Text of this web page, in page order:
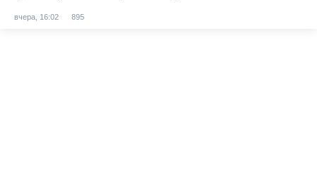
вчера, 16:02 895